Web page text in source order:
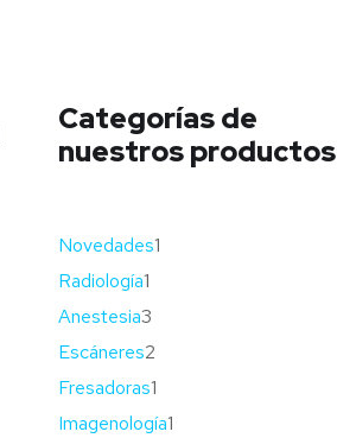
Categorías de
nuestros productos
Novedades1
Radiología1
Anestesia3
Escáneres2
Fresadoras1
Imagenología1